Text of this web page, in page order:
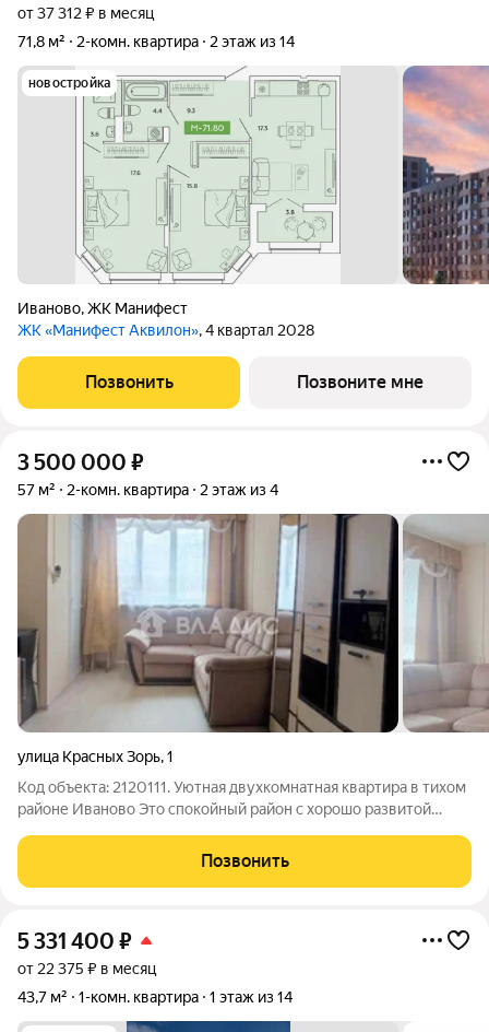
от 37 312 ₽ в месяц
71,8 м²
2-комн. квартира 2 этаж из 14
новостройка
Иваново,ЖК Манифест
ЖК «Манифест Аквилон», 4 квартал 2028
Позвонить Позвоните мне
3 500 000 ₽
57 м² 2-комн. квартира 2 этаж из 4
улица Красных Зорь,1
Код объекта: 2120111. Уютная двухкомнатная квартира в тихом
районе Иваново Это спокойный район с хорошо развитой
детские сады и магазины. Удобная транспортная развязка
позволяет быстро
Позвонить
5 331 400 ₽
от 22 375 ₽ в месяц
43,7 м²
1-комн. квартира 1 этаж из 14